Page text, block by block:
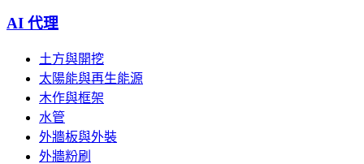
AI 代理
土方與開挖
太陽能與再生能源
木作與框架
水管
外牆板與外裝
外牆粉刷